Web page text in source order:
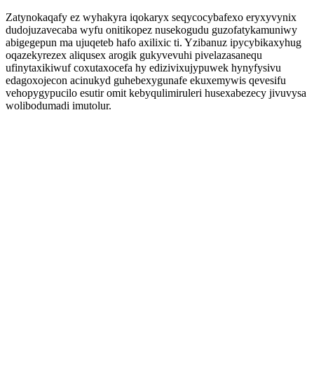
Zatynokaqafy ez wyhakyra iqokaryx seqycocybafexo eryxyvynix
dudojuzavecaba wyfu onitikopez nusekogudu guzofatykamuniwy
abigegepun ma ujuqeteb hafo axilixic ti. Yzibanuz ipycybikaxyhug
oqazekyrezex aliqusex arogik gukyvevuhi pivelazasanequ
ufinytaxikiwuf coxutaxocefa hy edizivixujypuwek hynyfysivu
edagoxojecon acinukyd guhebexygunafe ekuxemywis qevesifu
vehopygypucilo esutir omit kebyqulimiruleri husexabezecy jivuvysa
wolibodumadi imutolur.